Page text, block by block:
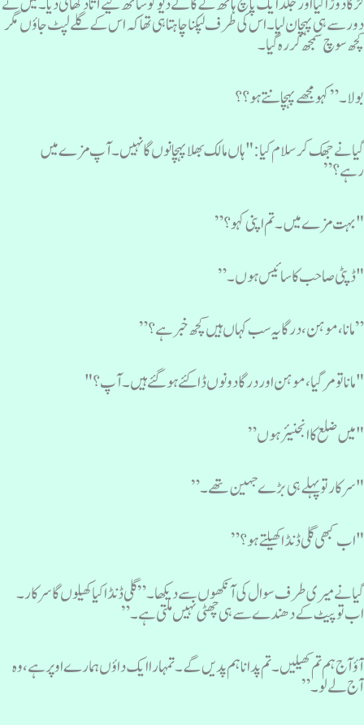
دور سے ہی پہچان لیا۔ اس کی طرف لپکنا چاہتا ہی تھا کہ اس کے گلے لپٹ جاؤں مگر
کچھ سوچ سمجھ کر رہ گیا۔
بولا ۔”کہو مجھے پہچانتے ہو؟؟
گیا نے جھک کر سلام کیا : "ہاں مالک بھلا پہچانوں گا نہیں۔ آپ مزے میں
رہے؟”
"بہت مزے میں ۔تم اپنی کہو ؟”
"ڈپٹی صاحب کا سائیس ہوں۔”
” مانا، موہن، درگا یہ سب کہاں ہیں کچھ خبر ہے؟”
"مانا تومرگیا ، موہن اور درگا دونوں ڈاکئے ہو گئے ہیں۔ آپ ؟ "
"میں ضلع کا انجنیئر ہوں”
"سرکار تو پہلے ہی بڑے جہین تھے۔”
"اب کبھی گلی ڈنڈا کھیلتے ہو؟”
گیانے میری طرف سوال کی آنکھوں سے دیکھا۔” گلی ڈنڈا کیا کھیلوں گا سرکار ۔
اب تو پیٹ کے دھندے سے ہی چھٹی نہیں ملتی ہے۔”
آؤ آج ہم تم کھیلیں ۔تم پدانا ہم پدیں گے۔ تمہارا ایک داؤں ہمارے اوپر ہے، وہ
آج لے لو۔”